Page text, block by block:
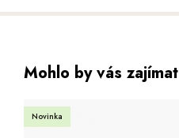
Mohlo by vás zajímat
Novinka